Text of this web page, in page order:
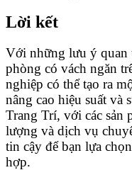
Lời kết
Với những lưu ý quan
phòng có vách ngăn
nghiệp có thể tạo ra
nâng cao hiệu suất và
Trang Trí, với các sản
lượng và dịch vụ
tin cậy để bạn lựa
hợp.